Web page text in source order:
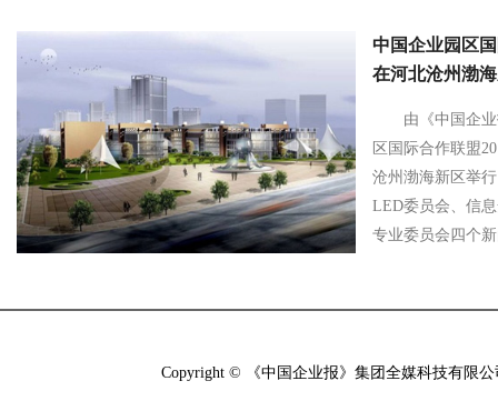
中国企业园区
在河北沧州渤
由《中国企
区国际合作联盟
沧州渤海新区举
LED委员会、信
专业委员会四个
Copyright © 《中国企业报》集团全媒科技有